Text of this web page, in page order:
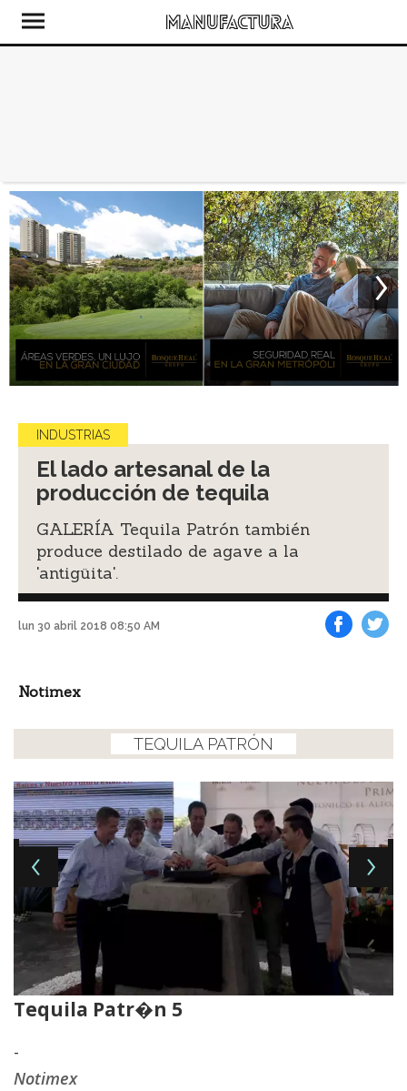
INDUSTRIAS
El lado artesanal de la
producción de tequila
GALERÍA Tequila Patrón también
produce destilado de agave a la
'antigüita'.
lun 30 abril 2018 08:50 AM
Notimex
TEQUILA PATRÓN
Tequila Patr�n 5
-
Notimex